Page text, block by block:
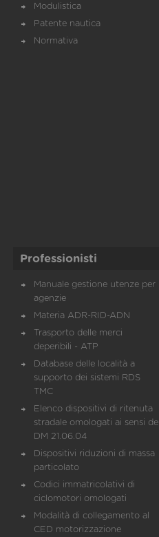
Modulistica
Patente nautica
Normativa
Professionisti
Manuale gestione utenze per
agenzie
Materia ADR-RID-ADN
Trasporto delle merci
deperibili - ATP
Database delle località a
supporto dei sistemi RDS
TMC
Elenco dispositivi di ritenuta
stradale omologati ai sensi del
DM 21.06.04
Dispositivi riduzioni di massa
particolato
Codici immatricolativi di
ciclomotori omologati
Modalità di collegamento al
CED motorizzazione